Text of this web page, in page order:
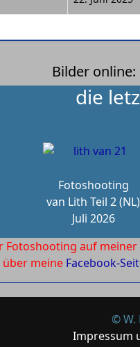
Bilder online:
die
Fotoshooting
van Lith Teil 2 (NL)
Juli 2026
auf meiner
meine Facebook-
© W.
Impressum